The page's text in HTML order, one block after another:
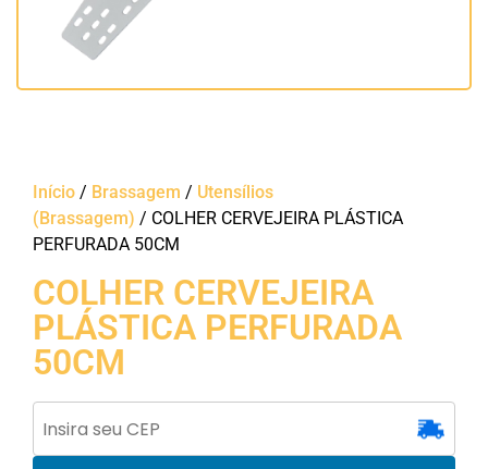
Início / Brassagem / Utensílios
(Brassagem) / COLHER CERVEJEIRA PLÁSTICA
PERFURADA 50CM
COLHER CERVEJEIRA
PLÁSTICA PERFURADA
50CM